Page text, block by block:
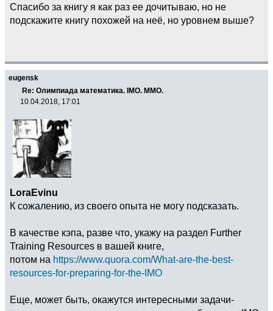
Спасибо за книгу я как раз ее дочитываю, но не
подскажите книгу похожей на неё, но уровнем выше?
eugensk
Re: Олимпиада математика. IMO. ММО.
10.04.2018, 17:01
LoraEvinu
К сожалению, из своего опыта не могу подсказать.
В качестве кэпа, разве что, укажу на раздел Further
Training Resources в вашей книге,
потом на https://www.quora.com/What-are-the-best-
resources-for-preparing-for-the-IMO
Еще, может быть, окажутся интересными задачи-